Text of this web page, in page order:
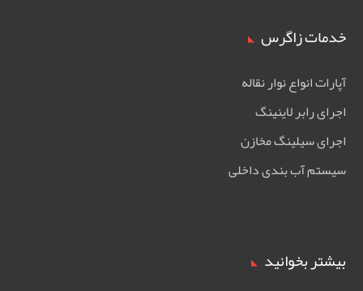
خدمات زاگرس
آپارات انواع نوار نقاله
اجرای رابر لاینینگ
اجرای سیلینگ مخازن
سیستم آب بندی داخلی
بیشتر بخوانید